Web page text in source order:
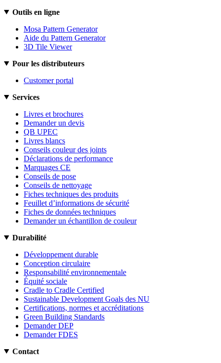
Outils en ligne
Mosa Pattern Generator
Aide du Pattern Generator
3D Tile Viewer
Pour les distributeurs
Customer portal
Services
Livres et brochures
Demander un devis
QB UPEC
Livres blancs
Conseils couleur des joints
Déclarations de performance
Marquages CE
Conseils de pose
Conseils de nettoyage
Fiches techniques des produits
Feuillet d’informations de sécurité
Fiches de données techniques
Demander un échantillon de couleur
Durabilité
Développement durable
Conception circulaire
Responsabilité environnementale
Équité sociale
Cradle to Cradle Certified
Sustainable Development Goals des NU
Certifications, normes et accréditations
Green Building Standards
Demander DEP
Demander FDES
Contact